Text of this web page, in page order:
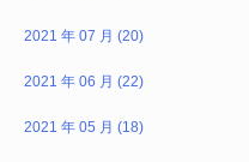
2021 年 07 月 (20)
2021 年 06 月 (22)
2021 年 05 月 (18)